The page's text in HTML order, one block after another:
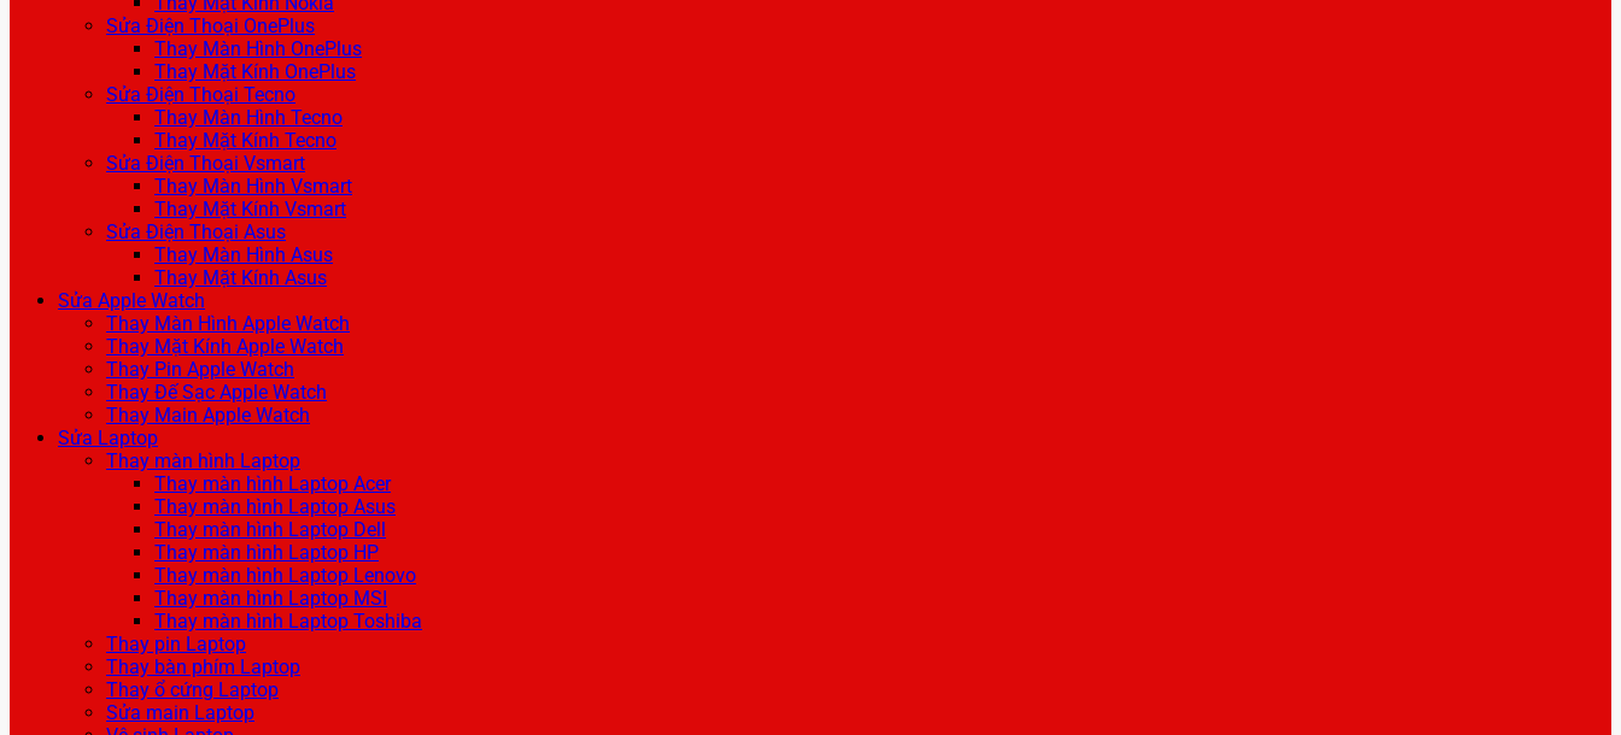
Sửa Điện Thoại OnePlus
Thay Màn Hình OnePlus
Thay Mặt Kính OnePlus
Sửa Điện Thoại Tecno
Thay Màn Hình Tecno
Thay Mặt Kính Tecno
Sửa Điện Thoại Vsmart
Thay Màn Hình Vsmart
Thay Mặt Kính Vsmart
Sửa Điện Thoại Asus
Thay Màn Hình Asus
Thay Mặt Kính Asus
Sửa Apple Watch
Thay Màn Hình Apple Watch
Thay Mặt Kính Apple Watch
Thay Pin Apple Watch
Thay Đế Sạc Apple Watch
Thay Main Apple Watch
Sửa Laptop
Thay màn hình Laptop
Thay màn hình Laptop Acer
Thay màn hình Laptop Asus
Thay màn hình Laptop Dell
Thay màn hình Laptop HP
Thay màn hình Laptop Lenovo
Thay màn hình Laptop MSI
Thay màn hình Laptop Toshiba
Thay pin Laptop
Thay bàn phím Laptop
Thay ổ cứng Laptop
Sửa main Laptop